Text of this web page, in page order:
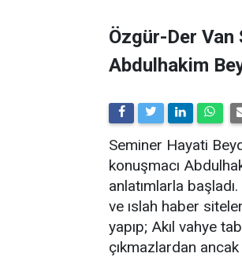
Özgür-Der
Abdulhakim
Seminer Hayati
konuşmacı
anlatımlarla
ve ıslah haber
yapıp; Akıl vahye
çıkmazlardan